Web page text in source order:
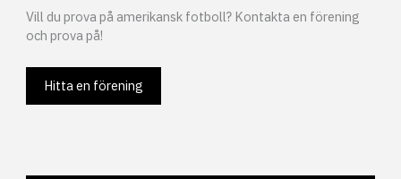
Vill du prova på amerikansk fotboll? Kontakta en förening
och prova på!
Hitta en förening